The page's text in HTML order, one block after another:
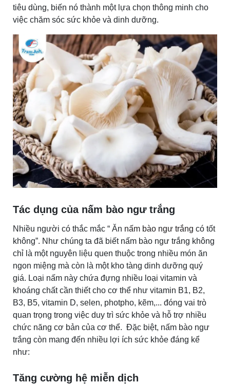
tiêu dùng, biến nó thành một lựa chọn thông minh cho
việc chăm sóc sức khỏe và dinh dưỡng.
Tác dụng của nấm bào ngư trắng
Nhiều người có thắc mắc “ Ăn nấm bào ngư trắng có tốt
không”. Như chúng ta đã biết nấm bào ngư trắng không
chỉ là một nguyên liệu quen thuộc trong nhiều món ăn
ngon miệng mà còn là một kho tàng dinh dưỡng quý
giá. Loại nấm này chứa đựng nhiều loại vitamin và
khoáng chất cần thiết cho cơ thể như vitamin B1, B2,
B3, B5, vitamin D, selen, photpho, kẽm,... đóng vai trò
quan trọng trong việc duy trì sức khỏe và hỗ trợ nhiều
chức năng cơ bản của cơ thể. Đặc biệt, nấm bào ngư
trắng còn mang đến nhiều lợi ích sức khỏe đáng kể
như:
Tăng cường hệ miễn dịch